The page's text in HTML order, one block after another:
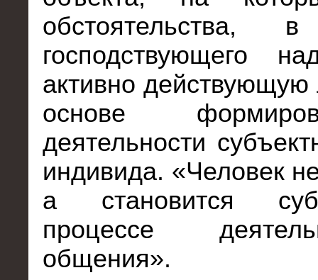
обстоятельства,
господствующего
активно действующую
основе
деятельности
индивида. «Человек
а становится
процессе
общения».